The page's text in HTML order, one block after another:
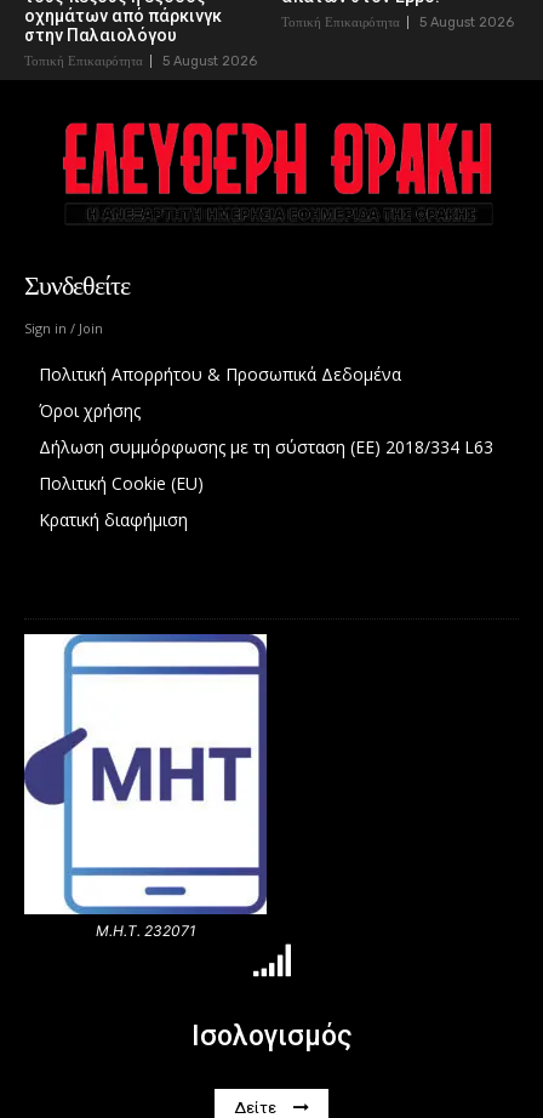
οχημάτων από πάρκινγκ
στην Παλαιολόγου
Τοπική Επικαιρότητα 5 August 2026
Τοπική Επικαιρότητα 5 August 2026
Συνδεθείτε
Sign in / Join
Πολιτική Απορρήτου & Προσωπικά Δεδομένα
Όροι χρήσης
Δήλωση συμμόρφωσης με τη σύσταση (ΕΕ) 2018/334 L63
Πολιτική Cookie (EU)
Κρατική διαφήμιση
Μ.Η.Τ. 232071
Ισολογισμός
Δείτε